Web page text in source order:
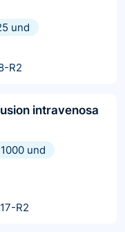
und
R2
intravenosa
1000 und
R2